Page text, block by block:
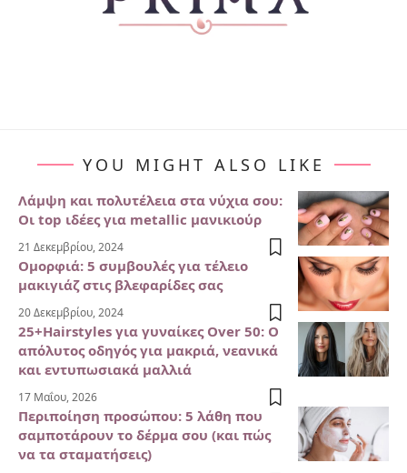
YOU MIGHT ALSO LIKE
Λάμψη και πολυτέλεια στα νύχια σου:
Οι top ιδέες για metallic μανικιούρ
21 Δεκεμβρίου, 2024
Ομορφιά: 5 συμβουλές για τέλειο
μακιγιάζ στις βλεφαρίδες σας
20 Δεκεμβρίου, 2024
25+Hairstyles για γυναίκες Over 50: Ο
απόλυτος οδηγός για μακριά, νεανικά
και εντυπωσιακά μαλλιά
17 Μαΐου, 2026
Περιποίηση προσώπου: 5 λάθη που
σαμποτάρουν το δέρμα σου (και πώς
να τα σταματήσεις)